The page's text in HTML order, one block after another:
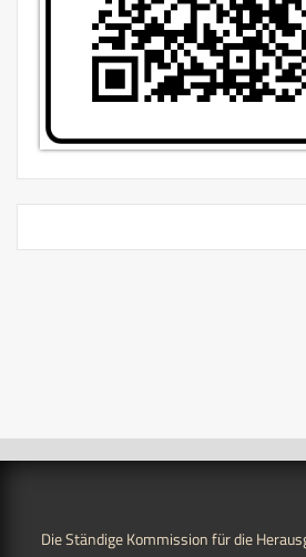
Die Ständige Kommission für die